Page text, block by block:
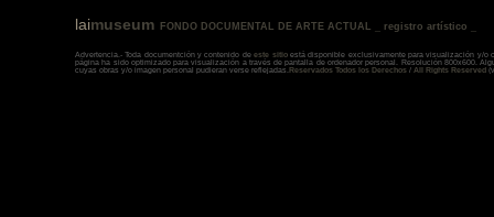
laimuseum FONDO DOCUMENTAL DE ARTE ACTUAL _ registro artístico _
Advertencia.- Toda documentción y contenido deeste sitioestá disponible exclusivamente para visualización y/o
página ha sido optimizado para visualización a través de pantalla de ordenador personal. Resolución 800x600.
cuyas obras y/o imagen personal pudieran verse reflejadas. Reservados Todos los Derechos / All Rights Reserved